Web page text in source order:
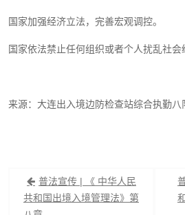
国家加强经济立法，完善宏观调控。
国家依法禁止任何组织或者个人扰乱社会
来源：大连出入境边防检查站综合执勤八
章
普法宣传 | 《 中华人民
共和国出境入境管理法》第